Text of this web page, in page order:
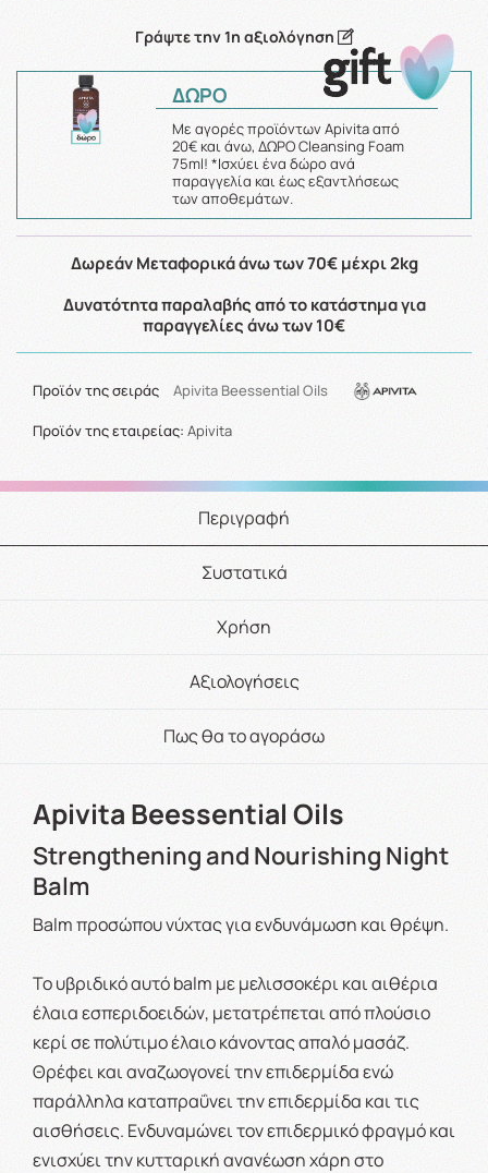
Γράψτε την 1η αξιολόγηση
ΔΩΡΟ
Με αγορές προϊόντων Apivita από
20€ και άνω, ΔΩΡΟ Cleansing Foam
75ml! *Ισχύει ένα δώρο ανά
παραγγελία και έως εξαντλήσεως
των αποθεμάτων.
Δωρεάν Μεταφορικά άνω των 70€ μέχρι 2kg
Δυνατότητα παραλαβής από το κατάστημα για
παραγγελίες άνω των 10€
Προϊόν της σειράς Apivita Beessential Oils
Προϊόν της εταιρείας: Apivita
Περιγραφή
Συστατικά
Χρήση
Αξιολογήσεις
Πως θα το αγοράσω
Apivita Beessential Oils
Strengthening and Nourishing Night
Balm
Balm προσώπου νύχτας για ενδυνάμωση και θρέψη.
Το υβριδικό αυτό balm με μελισσοκέρι και αιθέρια
έλαια εσπεριδοειδών, μετατρέπεται από πλούσιο
κερί σε πολύτιμο έλαιο κάνοντας απαλό μασάζ.
Θρέφει και αναζωογονεί την επιδερμίδα ενώ
παράλληλα καταπραΰνει την επιδερμίδα και τις
αισθήσεις. Ενδυναμώνει τον επιδερμικό φραγμό και
ενισχύει την κυτταρική ανανέωση χάρη στο